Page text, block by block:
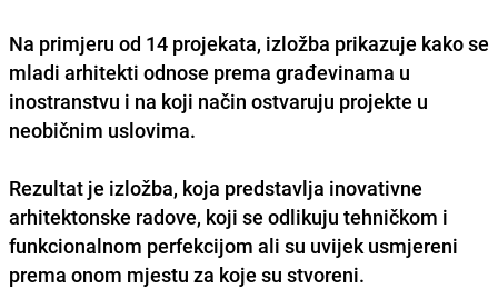
Na primjeru od 14 projekata, izložba prikazuje kako se
mladi arhitekti odnose prema građevinama u
inostranstvu i na koji način ostvaruju projekte u
neobičnim uslovima.
Rezultat je izložba, koja predstavlja inovativne
arhitektonske radove, koji se odlikuju tehničkom i
funkcionalnom perfekcijom ali su uvijek usmjereni
prema onom mjestu za koje su stvoreni.